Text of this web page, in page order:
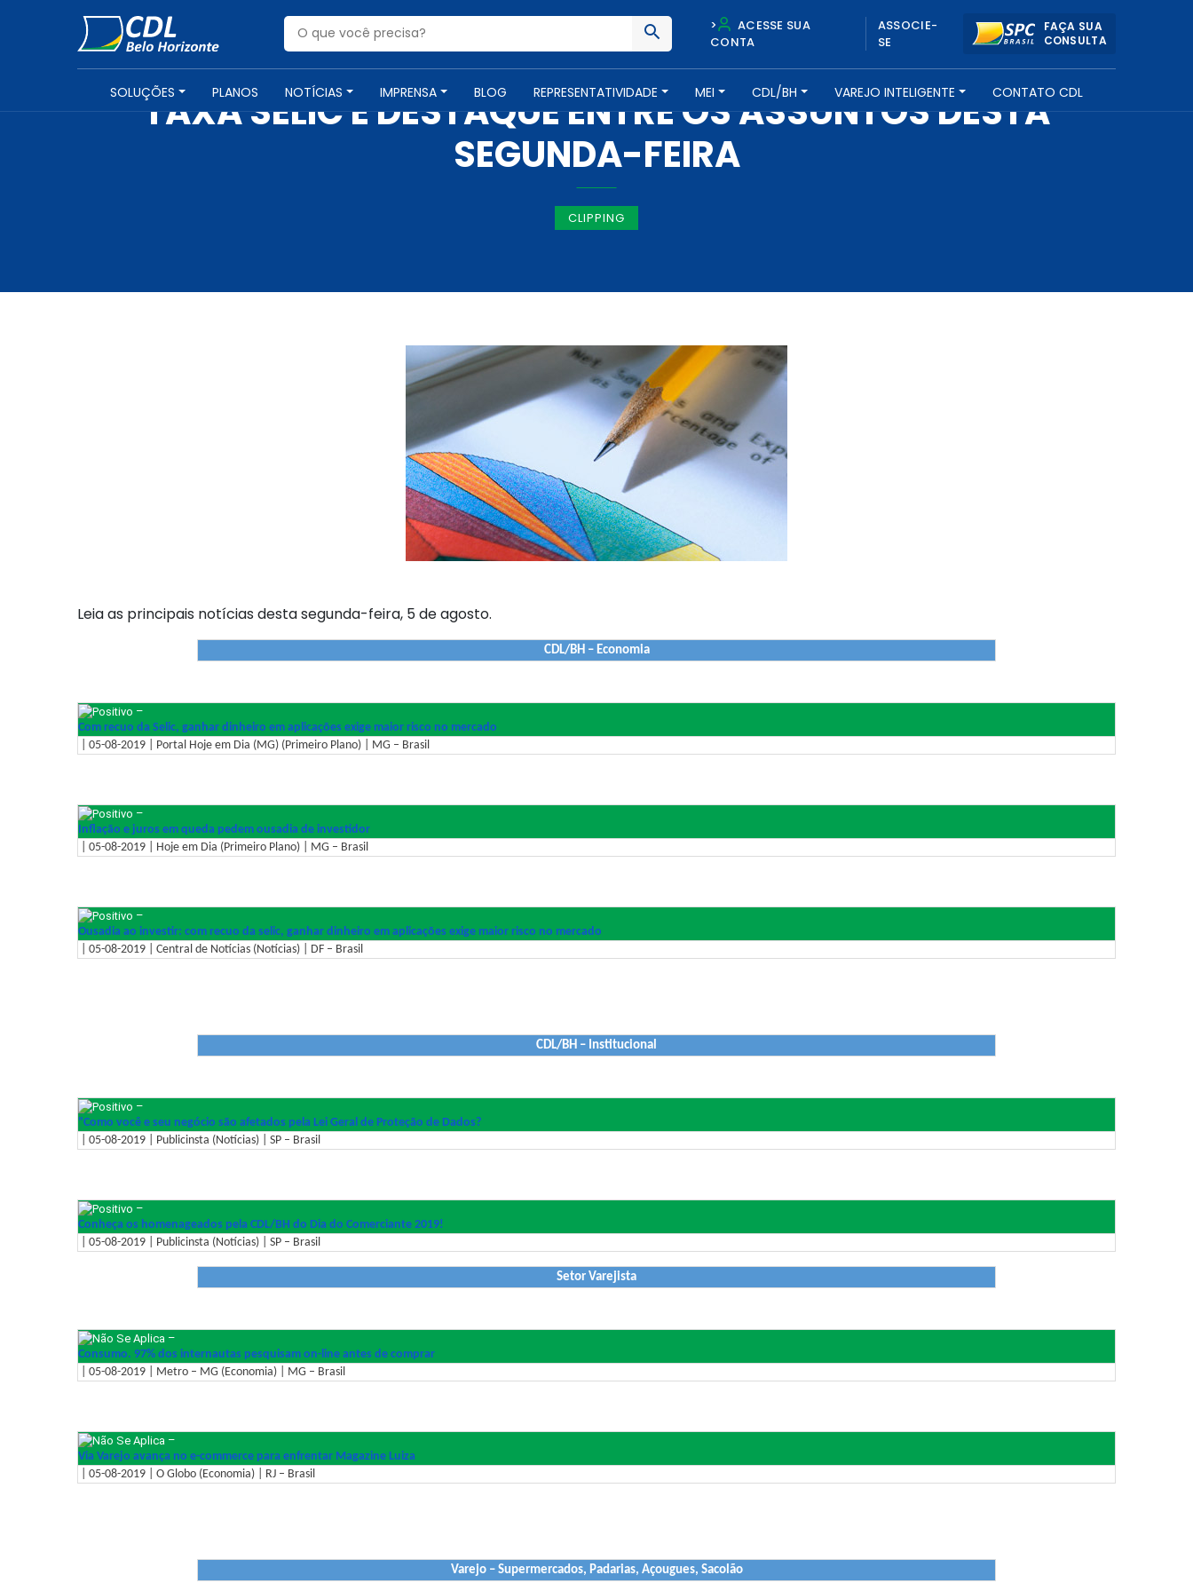
>
ACESSE SUA
CONTA
ASSOCIE-
SE
FAÇA SUA
CONSULTA
SOLUÇÕES PLANOS NOTÍCIAS IMPRENSA BLOG REPRESENTATIVIDADE MEI CDL/BH VAREJO INTELIGENTE CONTATO CDL
IMPRENSA -5 DE AGOSTO DE 2019
TAXA SELIC É DESTAQUE ENTRE OS ASSUNTOS DESTA
SEGUNDA-FEIRA
CLIPPING
Leia as principais notícias desta segunda-feira, 5 de agosto.
CDL/BH – Economia
–
Com recuo da Selic, ganhar dinheiro em aplicações exige maior risco no mercado
| 05-08-2019 | Portal Hoje em Dia (MG) (Primeiro Plano) | MG – Brasil
–
Inflação e juros em queda pedem ousadia de investidor
| 05-08-2019 | Hoje em Dia (Primeiro Plano) | MG – Brasil
–
Ousadia ao investir: com recuo da selic, ganhar dinheiro em aplicações exige maior risco no mercado
| 05-08-2019 | Central de Notícias (Notícias) | DF – Brasil
CDL/BH – Institucional
–
"Como você e seu negócio são afetados pela Lei Geral de Proteção de Dados?
| 05-08-2019 | Publicinsta (Notícias) | SP – Brasil
–
Conheça os homenageados pela CDL/BH do Dia do Comerciante 2019!
| 05-08-2019 | Publicinsta (Notícias) | SP – Brasil
Setor Varejista
–
Consumo. 97% dos internautas pesquisam on-line antes de comprar
| 05-08-2019 | Metro – MG (Economia) | MG – Brasil
–
Via Varejo avança no e-commerce para enfrentar Magazine Luiza
| 05-08-2019 | O Globo (Economia) | RJ – Brasil
Varejo – Supermercados, Padarias, Açougues, Sacolão